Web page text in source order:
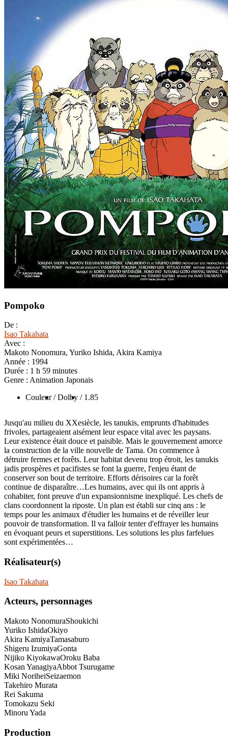
Pompoko
De :
Isao Takahata
Avec :
Makoto Nonomura, Yuriko Ishida, Akira Kamiya
Année : 1994
Durée : 1 h 59 minutes
Genre : Animation Japonais
Couleur / Dolby / 1.85
Jusqu'au milieu du XXesiècle, les tanukis, emprunts d'habitudes
frivoles, partageaient aisément leur espace vital avec les paysans.
Leur existence était douce et paisible. Mais le gouvernement amorce
la construction de la ville nouvelle de Tama. On commence à
détruire fermes et forêts. Leur habitat devenu trop étroit, les tanukis
jadis prospères et pacifistes se font la guerre, l'enjeu étant de
conserver son bout de territoire. Efforts dérisoires car la forêt
continue de disparaître…Les humains, avec qui ils ont appris à
cohabiter, font preuve d'un expansionnisme inexpliqué. Les chefs de
clans coordonnent la riposte. Un plan est établi sur cinq ans : le
temps pour les animaux d'étudier les humains et de réveiller leur
pouvoir de transformation. Il va falloir tenter d'effrayer les humains
en évoquant peurs et superstitions. Les solutions les plus farfelues
sont expérimentées…
Réalisateur(s)
Isao Takahata
Acteurs, personnages
Makoto NonomuraShoukichi
Yuriko IshidaOkiyo
Akira KamiyaTamasaburo
Shigeru IzumiyaGonta
Nijiko KiyokawaOroku Baba
Kosan YanagiyaAbbot Tsurugame
Miki NoriheiSeizaemon
Takehiro Murata
Rei Sakuma
Tomokazu Seki
Minoru Yada
Production